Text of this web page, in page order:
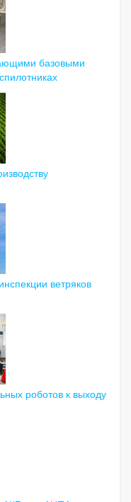
базовыми
ветряков
роботов к выходу